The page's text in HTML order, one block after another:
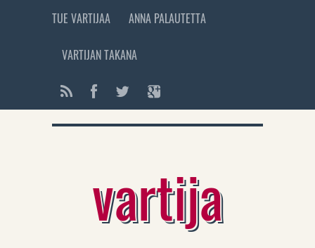
TUE VARTIJAA ANNA PALAUTETTA
VARTIJAN TAKANA
vartija